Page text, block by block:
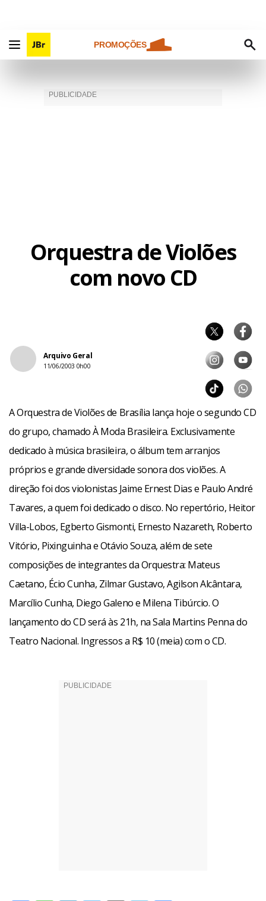
PROMOÇÕES
Orquestra de Violões
com novo CD
Arquivo Geral
11/06/2003 0h00
A Orquestra de Violões de Brasília lança hoje o segundo CD
do grupo, chamado À Moda Brasileira. Exclusivamente
dedicado à música brasileira, o álbum tem arranjos
próprios e grande diversidade sonora dos violões. A
direção foi dos violonistas Jaime Ernest Dias e Paulo André
Tavares, a quem foi dedicado o disco. No repertório, Heitor
Villa-Lobos, Egberto Gismonti, Ernesto Nazareth, Roberto
Vitório, Pixinguinha e Otávio Souza, além de sete
composições de integrantes da Orquestra: Mateus
Caetano, Écio Cunha, Zilmar Gustavo, Agilson Alcântara,
Marcílio Cunha, Diego Galeno e Milena Tibúrcio. O
lançamento do CD será às 21h, na Sala Martins Penna do
Teatro Nacional. Ingressos a R$ 10 (meia) com o CD.